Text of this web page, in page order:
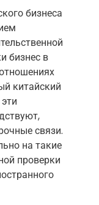
бизнеса
бизнес в
китайский
связи.
на такие
проверки